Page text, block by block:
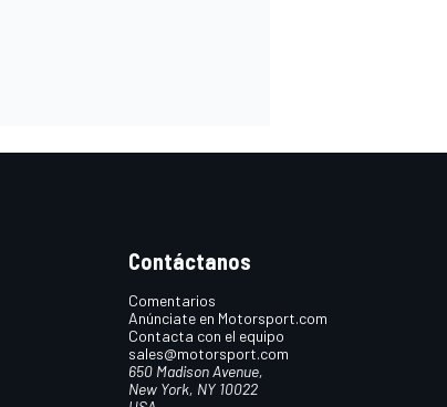
Contáctanos
Comentarios
Anúnciate en Motorsport.com
Contacta con el equipo
sales@motorsport.com
650 Madison Avenue,
New York, NY 10022